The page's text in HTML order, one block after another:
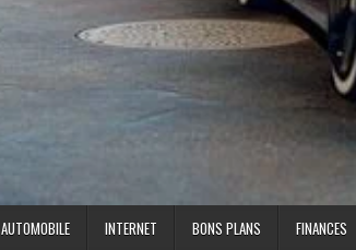
AUTOMOBILE INTERNET BONS PLANS FINANCES